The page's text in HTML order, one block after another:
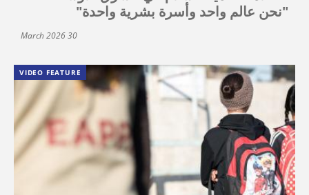
"نحن عالم واحد وأسرة بشرية واحدة"
30 March 2026
VIDEO FEATURE